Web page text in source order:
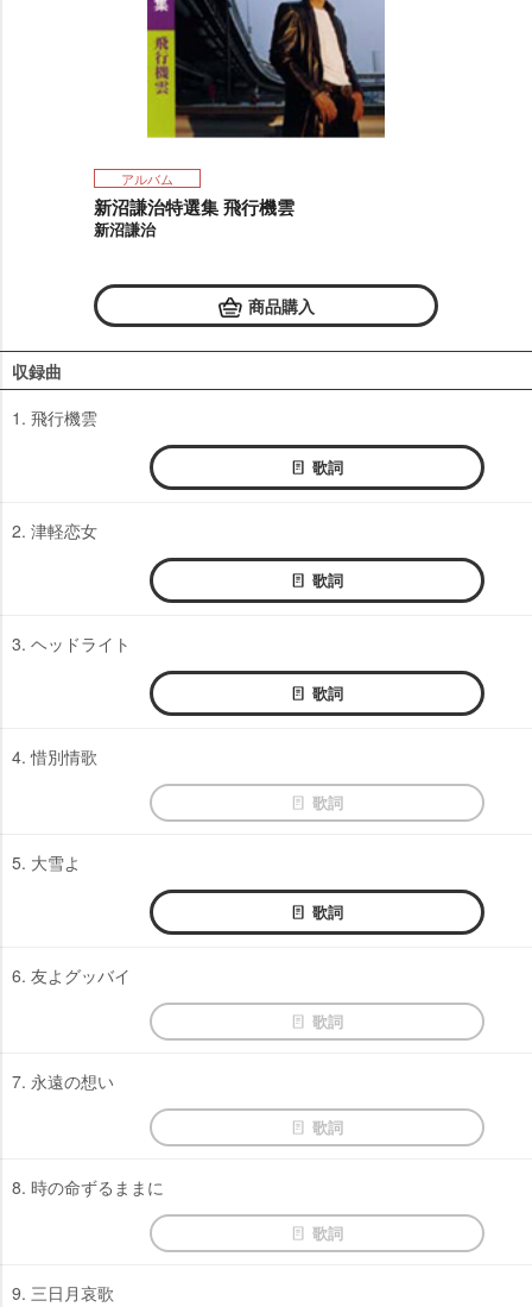
アルバム
新沼謙治特選集 飛行機雲
新沼謙治
商品購入
収録曲
1. 飛行機雲
歌詞
2. 津軽恋女
歌詞
3. ヘッドライト
歌詞
4. 惜別情歌
歌詞
5. 大雪よ
歌詞
6. 友よグッバイ
歌詞
7. 永遠の想い
歌詞
8. 時の命ずるままに
歌詞
9. 三日月哀歌